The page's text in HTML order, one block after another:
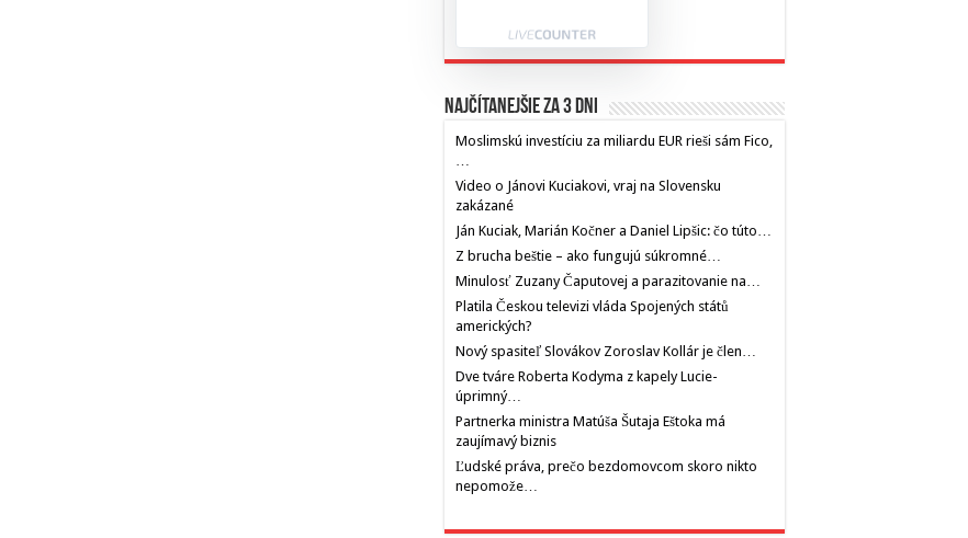
Najčítanejšie za 3 dni
Moslimskú investíciu za miliardu EUR rieši sám Fico,
…
Video o Jánovi Kuciakovi, vraj na Slovensku
zakázané
Ján Kuciak, Marián Kočner a Daniel Lipšic: čo túto…
Z brucha beštie – ako fungujú súkromné…
Minulosť Zuzany Čaputovej a parazitovanie na…
Platila Českou televizi vláda Spojených států
amerických?
Nový spasiteľ Slovákov Zoroslav Kollár je člen…
Dve tváre Roberta Kodyma z kapely Lucie-
úprimný…
Partnerka ministra Matúša Šutaja Eštoka má
zaujímavý biznis
Ľudské práva, prečo bezdomovcom skoro nikto
nepomože…